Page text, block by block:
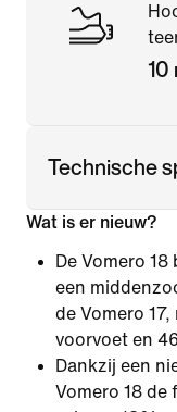
10
Technische
Wat is er nieuw?
De Vomero
een
de Vomero
voorvoet en
Dankzij een
Vomero 18 de